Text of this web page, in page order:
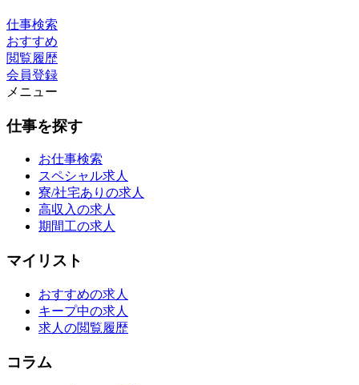
仕事検索
おすすめ
閲覧履歴
会員登録
メニュー
仕事を探す
お仕事検索
スペシャル求人
寮/社宅ありの求人
高収入の求人
期間工の求人
マイリスト
おすすめの求人
キープ中の求人
求人の閲覧履歴
コラム